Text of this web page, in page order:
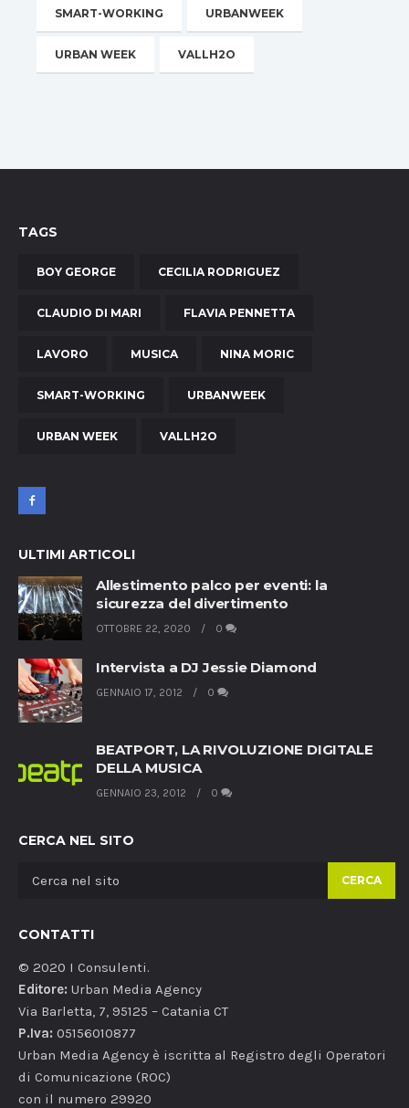
SMART-WORKING URBANWEEK
URBAN WEEK VALLH2O
TAGS
BOY GEORGE CECILIA RODRIGUEZ
CLAUDIO DI MARI FLAVIA PENNETTA
LAVORO MUSICA NINA MORIC
SMART-WORKING URBANWEEK
URBAN WEEK VALLH2O
ULTIMI ARTICOLI
Allestimento palco per eventi: la
sicurezza del divertimento
OTTOBRE 22, 2020 0
Intervista a DJ Jessie Diamond
GENNAIO 17, 2012 0
BEATPORT, LA RIVOLUZIONE DIGITALE
DELLA MUSICA
GENNAIO 23, 2012 0
CERCA NEL SITO
CERCA
CONTATTI
© 2020 I Consulenti.
Editore: Urban Media Agency
Via Barletta, 7, 95125 – Catania CT
P.Iva: 05156010877
Urban Media Agency è iscritta al Registro degli Operatori
di Comunicazione (ROC)
con il numero 29920